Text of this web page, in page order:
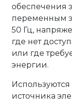
обеспечения
переменным
50 Гц,
где нет
или где
энергии.
Используются
источника